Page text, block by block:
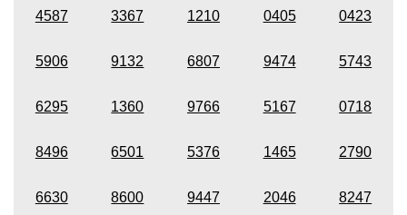
4587 3367 1210 0405 0423
5906 9132 6807 9474 5743
6295 1360 9766 5167 0718
8496 6501 5376 1465 2790
6630 8600 9447 2046 8247